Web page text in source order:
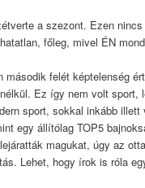
a szezont. Ezen
főleg, mivel ÉN
második felét képtelenség
Ez így nem volt sport,
sport, sokkal inkább illett
egy állítólag TOP5
magukat, úgy az
Lehet, hogy írok is róla